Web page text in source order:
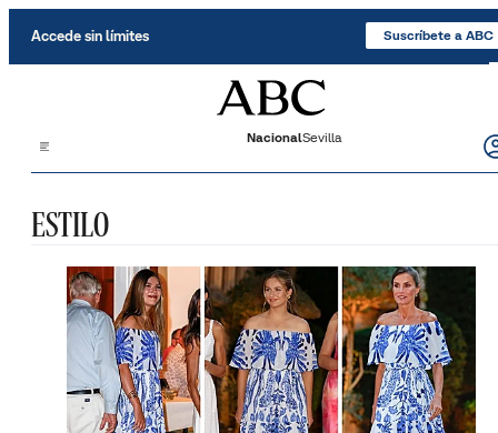
Accede sin límites Suscríbete a ABC
NacionalSevilla
ESTILO